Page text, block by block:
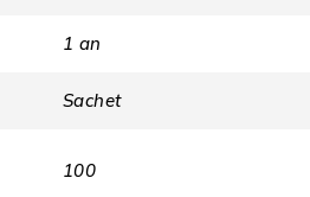
1 an
Sachet
100